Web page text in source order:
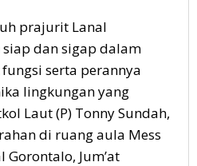
prajurit Lanal
dan sigap dalam
serta perannya
lingkungan yang
Laut (P) Tonny Sundah,
di ruang aula Mess
Gorontalo, Jum’at